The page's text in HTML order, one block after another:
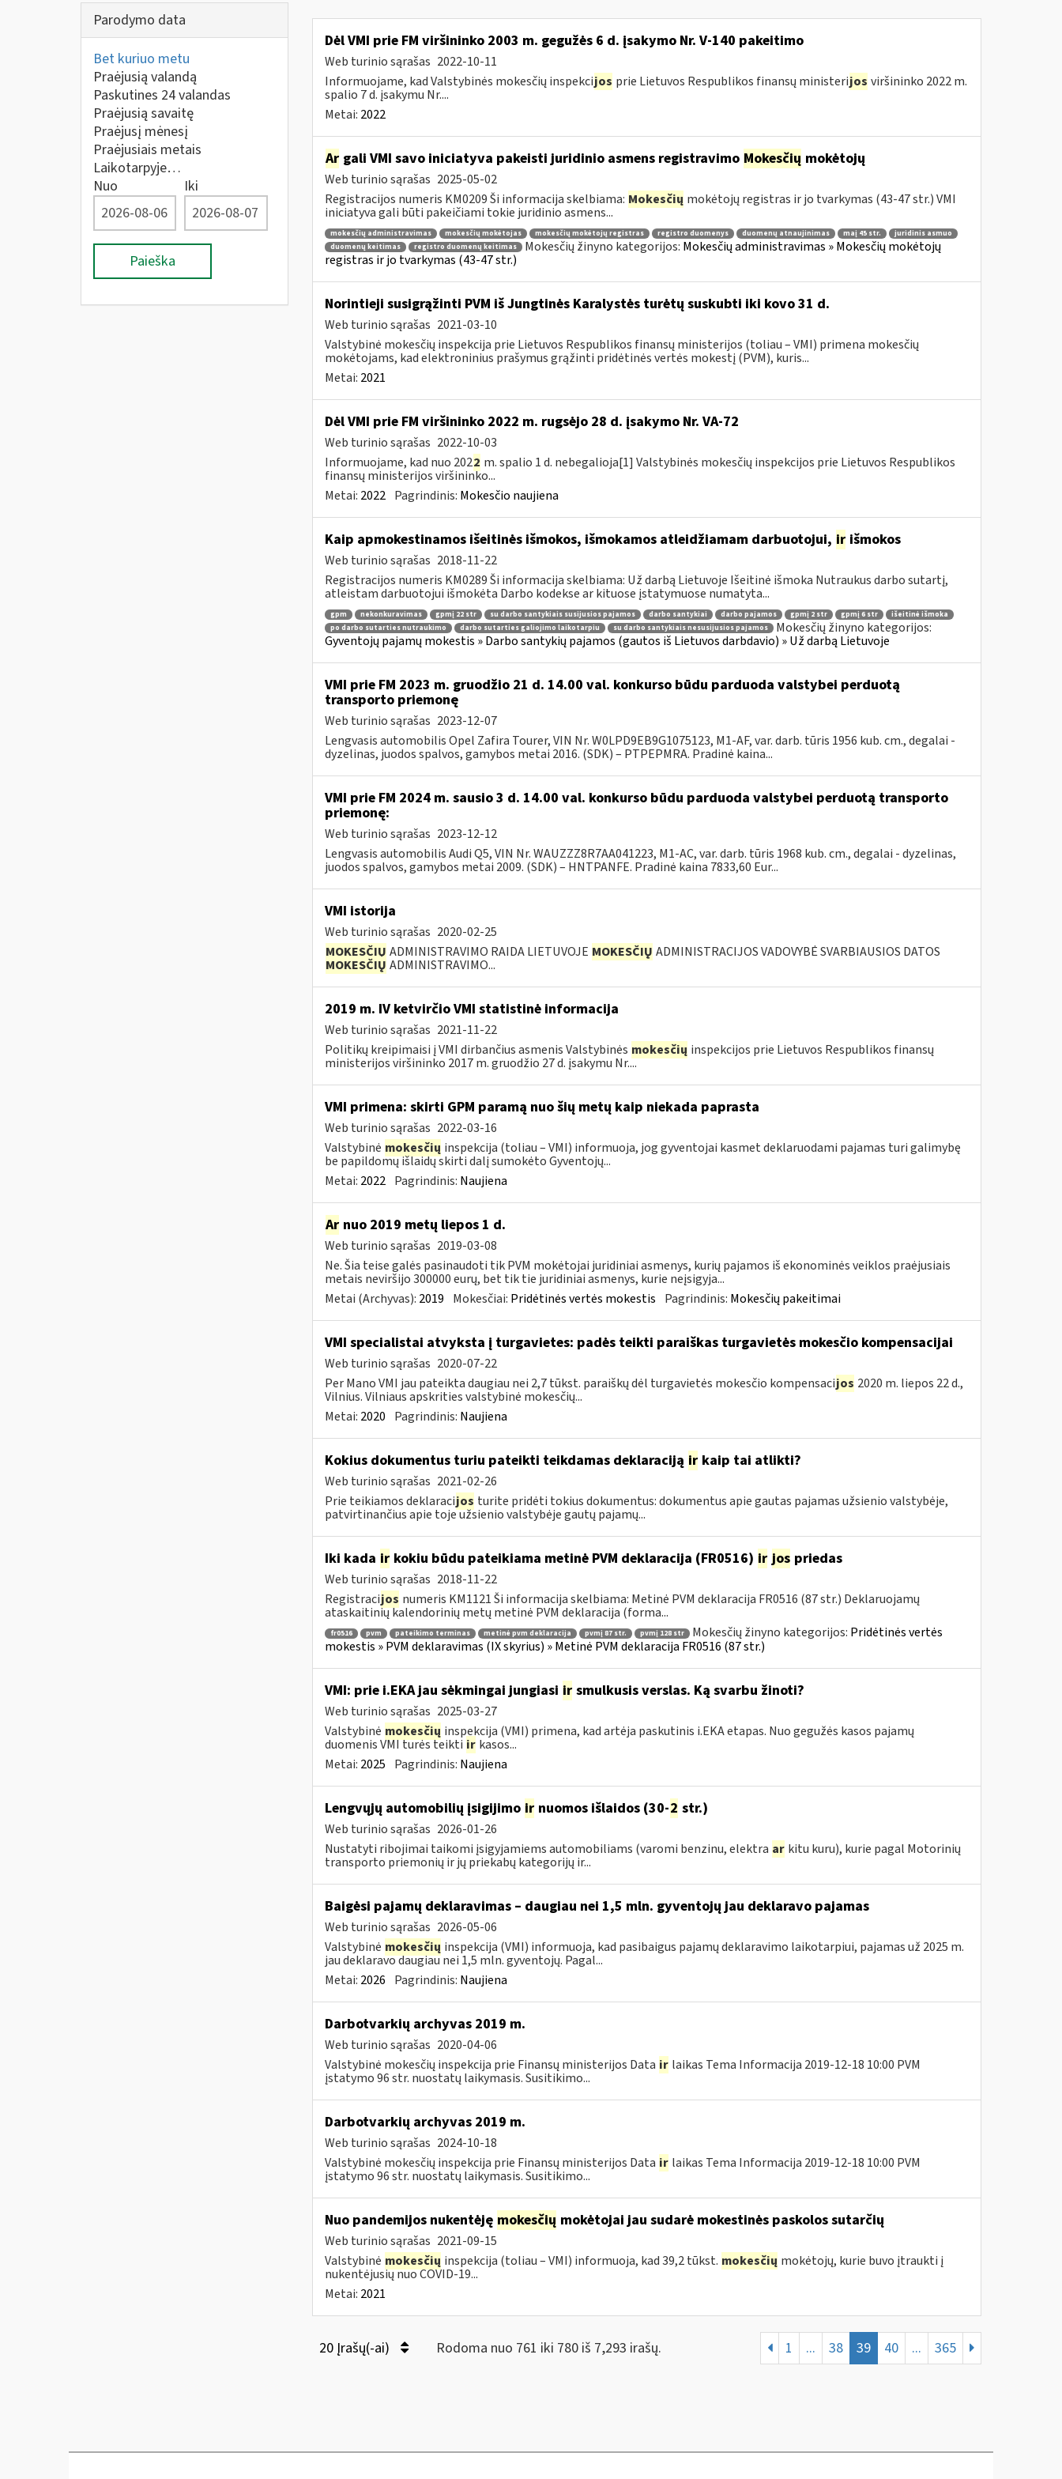
Parodymo data
Bet kuriuo metu
Praėjusią valandą
Paskutines 24 valandas
Praėjusią savaitę
Praėjusį mėnesį
Praėjusiais metais
Laikotarpyje…
Nuo
Iki
Paieška
Dėl VMI prie FM viršininko 2003 m. gegužės 6 d. įsakymo Nr. V-140 pakeitimo
Web turinio sąrašas 2022-10-11
Informuojame, kad Valstybinės mokesčių inspekcijos prie Lietuvos Respublikos finansų ministerijos viršininko 2022 m.
spalio 7 d. įsakymu Nr....
Metai: 2022
Argali VMI savo iniciatyva pakeisti juridinio asmens registravimo Mokesčių mokėtojų
Web turinio sąrašas 2025-05-02
Registracijos numeris KM0209 Ši informacija skelbiama: Mokesčių mokėtojų registras ir jo tvarkymas (43-47 str.) VMI
iniciatyva gali būti pakeičiami tokie juridinio asmens...
mokesčių administravimas mokesčių mokėtojas mokesčių mokėtojų registras registro duomenys duomenų atnaujinimas maį 45 str.
juridinis asmuo
duomenų keitimas
registro duomenų keitimas Mokesčių žinyno kategorijos: Mokesčių administravimas » Mokesčių mokėtojų
registras ir jo tvarkymas (43-47 str.)
Norintieji susigrąžinti PVM iš Jungtinės Karalystės turėtų suskubti iki kovo 31 d.
Web turinio sąrašas 2021-03-10
Valstybinė mokesčių inspekcija prie Lietuvos Respublikos finansų ministerijos (toliau – VMI) primena mokesčių
mokėtojams, kad elektroninius prašymus grąžinti pridėtinės vertės mokestį (PVM), kuris...
Metai: 2021
Dėl VMI prie FM viršininko 2022 m. rugsėjo 28 d. įsakymo Nr. VA-72
Web turinio sąrašas 2022-10-03
Informuojame, kad nuo 2022 m. spalio 1 d. nebegalioja[1] Valstybinės mokesčių inspekcijos prie Lietuvos Respublikos
finansų ministerijos viršininko...
Metai: 2022 Pagrindinis: Mokesčio naujiena
Kaip apmokestinamos išeitinės išmokos, išmokamos atleidžiamam darbuotojui, irišmokos
Web turinio sąrašas 2018-11-22
Registracijos numeris KM0289 Ši informacija skelbiama: Už darbą Lietuvoje Išeitinė išmoka Nutraukus darbo sutartį,
atleistam darbuotojui išmokėta Darbo kodekse ar kituose įstatymuose numatyta...
gpm nekonkuravimas gpmį 22 str su darbo santykiais susijusios pajamos darbo santykiai darbo pajamos gpmį 2 str gpmį 6 str
išeitinė išmoka
po darbo sutarties nutraukimo
darbo sutarties galiojimo laikotarpiu su darbo santykiais nesusijusios pajamos
Mokesčių žinyno kategorijos:
Gyventojų pajamų mokestis » Darbo santykių pajamos (gautos iš Lietuvos darbdavio) » Už darbą Lietuvoje
VMI prie FM 2023 m. gruodžio 21 d. 14.00 val. konkurso būdu parduoda valstybei perduotą
transporto priemonę
Web turinio sąrašas 2023-12-07
Lengvasis automobilis Opel Zafira Tourer, VIN Nr. W0LPD9EB9G1075123, M1-AF, var. darb. tūris 1956 kub. cm., degalai -
dyzelinas, juodos spalvos, gamybos metai 2016. (SDK) – PTPEPMRA. Pradinė kaina...
VMI prie FM 2024 m. sausio 3 d. 14.00 val. konkurso būdu parduoda valstybei perduotą transporto
priemonę:
Web turinio sąrašas 2023-12-12
Lengvasis automobilis Audi Q5, VIN Nr. WAUZZZ8R7AA041223, M1-AC, var. darb. tūris 1968 kub. cm., degalai - dyzelinas,
juodos spalvos, gamybos metai 2009. (SDK) – HNTPANFE. Pradinė kaina 7833,60 Eur...
VMI istorija
Web turinio sąrašas 2020-02-25
MOKESČIŲ ADMINISTRAVIMO RAIDA LIETUVOJE MOKESČIŲ ADMINISTRACIJOS VADOVYBĖ SVARBIAUSIOS DATOS
MOKESČIŲ ADMINISTRAVIMO...
2019 m. IV ketvirčio VMI statistinė informacija
Web turinio sąrašas 2021-11-22
Politikų kreipimaisi į VMI dirbančius asmenis Valstybinės mokesčių inspekcijos prie Lietuvos Respublikos finansų
ministerijos viršininko 2017 m. gruodžio 27 d. įsakymu Nr....
VMI primena: skirti GPM paramą nuo šių metų kaip niekada paprasta
Web turinio sąrašas 2022-03-16
Valstybinė mokesčių inspekcija (toliau – VMI) informuoja, jog gyventojai kasmet deklaruodami pajamas turi galimybę
be papildomų išlaidų skirti dalį sumokėto Gyventojų...
Metai: 2022 Pagrindinis: Naujiena
Arnuo 2019 metų liepos 1 d.
Web turinio sąrašas 2019-03-08
Ne. Šia teise galės pasinaudoti tik PVM mokėtojai juridiniai asmenys, kurių pajamos iš ekonominės veiklos praėjusiais
metais neviršijo 300000 eurų, bet tik tie juridiniai asmenys, kurie neįsigyja...
Metai (Archyvas): 2019 Mokesčiai: Pridėtinės vertės mokestis Pagrindinis: Mokesčių pakeitimai
VMI specialistai atvyksta į turgavietes: padės teikti paraiškas turgavietės mokesčio kompensacijai
Web turinio sąrašas 2020-07-22
Per Mano VMI jau pateikta daugiau nei 2,7 tūkst. paraiškų dėl turgavietės mokesčio kompensacijos 2020 m. liepos 22 d.,
Vilnius. Vilniaus apskrities valstybinė mokesčių...
Metai: 2020 Pagrindinis: Naujiena
Kokius dokumentus turiu pateikti teikdamas deklaraciją irkaip tai atlikti?
Web turinio sąrašas 2021-02-26
Prie teikiamos deklaracijos turite pridėti tokius dokumentus: dokumentus apie gautas pajamas užsienio valstybėje,
patvirtinančius apie toje užsienio valstybėje gautų pajamų...
Iki kada irkokiu būdu pateikiama metinė PVM deklaracija (FR0516) ir jos priedas
Web turinio sąrašas 2018-11-22
Registracijos numeris KM1121 Ši informacija skelbiama: Metinė PVM deklaracija FR0516 (87 str.) Deklaruojamų
ataskaitinių kalendorinių metų metinė PVM deklaracija (forma...
fr0516 pvm pateikimo terminas metinė pvm deklaracija pvmį 87 str. pvmį 128 str Mokesčių žinyno kategorijos: Pridėtinės vertės
mokestis » PVM deklaravimas (IX skyrius) » Metinė PVM deklaracija FR0516 (87 str.)
VMI: prie i.EKA jau sėkmingai jungiasi irsmulkusis verslas. Ką svarbu žinoti?
Web turinio sąrašas 2025-03-27
Valstybinė mokesčių inspekcija (VMI) primena, kad artėja paskutinis i.EKA etapas. Nuo gegužės kasos pajamų
duomenis VMI turės teikti ir kasos...
Metai: 2025 Pagrindinis: Naujiena
Lengvųjų automobilių įsigijimo irnuomos išlaidos (30-2 str.)
Web turinio sąrašas 2026-01-26
Nustatyti ribojimai taikomi įsigyjamiems automobiliams (varomi benzinu, elektra ar kitu kuru), kurie pagal Motorinių
transporto priemonių ir jų priekabų kategorijų ir...
Baigėsi pajamų deklaravimas – daugiau nei 1,5 mln. gyventojų jau deklaravo pajamas
Web turinio sąrašas 2026-05-06
Valstybinė mokesčių inspekcija (VMI) informuoja, kad pasibaigus pajamų deklaravimo laikotarpiui, pajamas už 2025 m.
jau deklaravo daugiau nei 1,5 mln. gyventojų. Pagal...
Metai: 2026 Pagrindinis: Naujiena
Darbotvarkių archyvas 2019 m.
Web turinio sąrašas 2020-04-06
Valstybinė mokesčių inspekcija prie Finansų ministerijos Data ir laikas Tema Informacija 2019-12-18 10:00 PVM
įstatymo 96 str. nuostatų laikymasis. Susitikimo...
Darbotvarkių archyvas 2019 m.
Web turinio sąrašas 2024-10-18
Valstybinė mokesčių inspekcija prie Finansų ministerijos Data ir laikas Tema Informacija 2019-12-18 10:00 PVM
įstatymo 96 str. nuostatų laikymasis. Susitikimo...
Nuo pandemijos nukentėję mokesčių mokėtojai jau sudarė mokestinės paskolos sutarčių
Web turinio sąrašas 2021-09-15
Valstybinė mokesčių inspekcija (toliau – VMI) informuoja, kad 39,2 tūkst. mokesčių mokėtojų, kurie buvo įtraukti į
nukentėjusių nuo COVID-19...
Metai: 2021
20 Įrašų(-ai) Rodoma nuo 761 iki 780 iš 7,293 irašų. 1 ... 38 39 40 ... 365